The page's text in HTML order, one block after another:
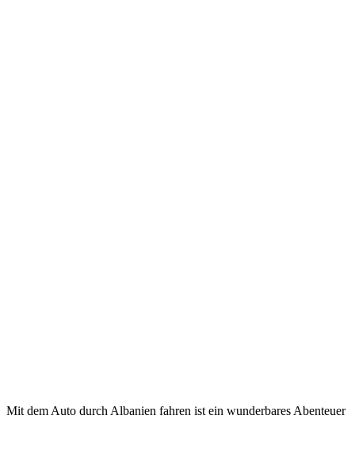
Mit dem Auto durch Albanien fahren ist ein wunderbares Abenteuer